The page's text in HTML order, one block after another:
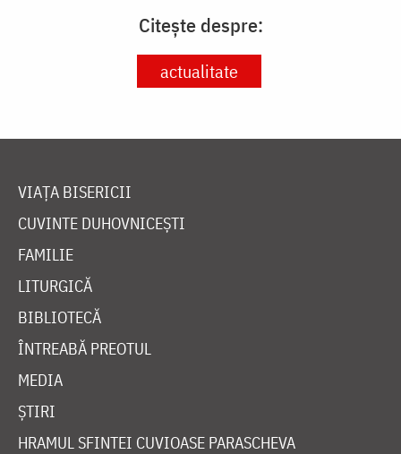
Citește despre:
actualitate
VIAȚA BISERICII
CUVINTE DUHOVNICEȘTI
FAMILIE
LITURGICĂ
BIBLIOTECĂ
ÎNTREABĂ PREOTUL
MEDIA
ȘTIRI
HRAMUL SFINTEI CUVIOASE PARASCHEVA